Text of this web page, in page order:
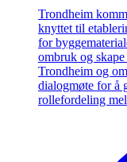
Trondheim
knyttet til
for
ombruk og
Trondheim og
dialogmøte for å
rollefordeling